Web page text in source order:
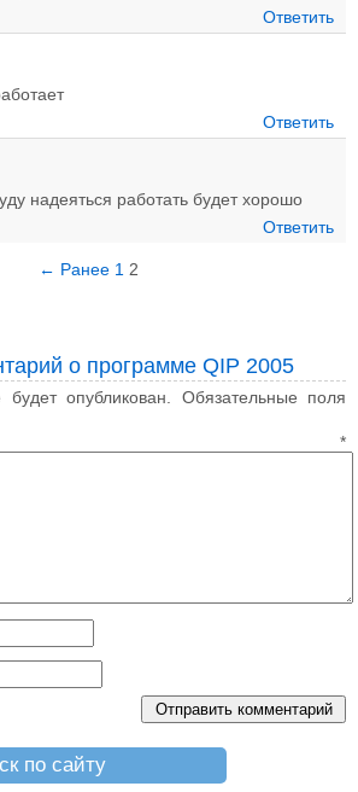
Ответить
Ответить
надеяться работать будет хорошо
Ответить
← Ранее 1 2
о программе QIP 2005
опубликован.
Обязательные поля
*
по сайту